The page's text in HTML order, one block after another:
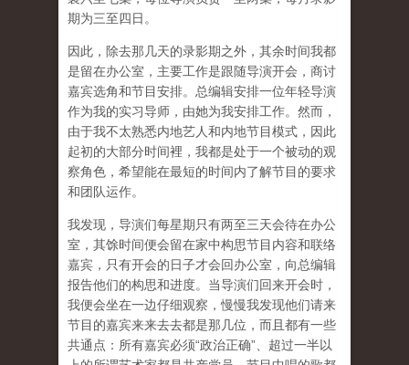
期为三至四日。
因此，除去那几天的录影期之外，其余时间我都
是留在办公室，主要工作是跟随导演开会，商讨
嘉宾选角和节目安排。总编辑安排一位年轻导演
作为我的实习导师，由她为我安排工作。然而，
由于我不太熟悉内地艺人和内地节目模式，因此
起初的大部分时间裡，我都是处于一个被动的观
察角色，希望能在最短的时间内了解节目的要求
和团队运作。
我发现，导演们每星期只有两至三天会待在办公
室，其馀时间便会留在家中构思节目内容和联络
嘉宾，只有开会的日子才会回办公室，向总编辑
报告他们的构思和进度。当导演们回来开会时，
我便会坐在一边仔细观察，慢慢我发现他们请来
节目的嘉宾来来去去都是那几位，而且都有一些
共通点：所有嘉宾必须“政治正确”、超过一半以